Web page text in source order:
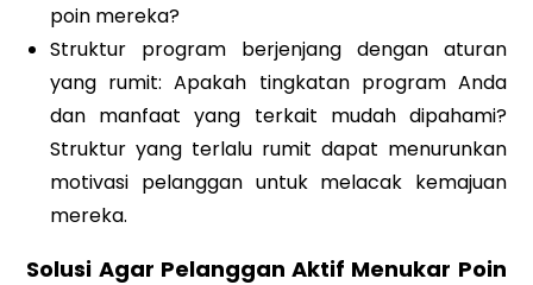
poin mereka?
Struktur program berjenjang dengan aturan
yang rumit: Apakah tingkatan program Anda
dan manfaat yang terkait mudah dipahami?
Struktur yang terlalu rumit dapat menurunkan
motivasi pelanggan untuk melacak kemajuan
mereka.
Solusi Agar Pelanggan Aktif Menukar Poin